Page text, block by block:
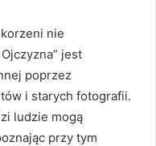
nie
jest
poprzez
i starych fotografii.
ludzie mogą
przy tym